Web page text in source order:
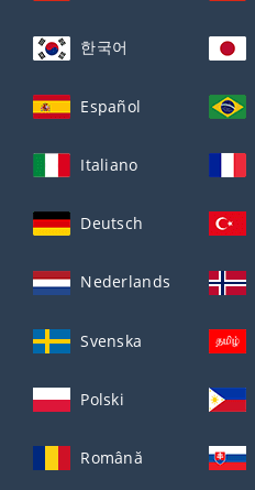
한국어
Español
Italiano
Deutsch
Nederlands
Svenska
Polski
Română